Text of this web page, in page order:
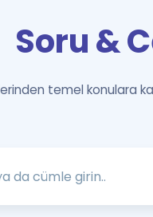
Soru &
temel konulara